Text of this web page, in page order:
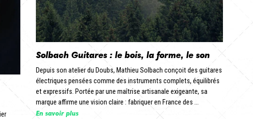
Solbach Guitares : le bois, la forme, le son
Depuis son atelier du Doubs, Mathieu Solbach conçoit des guitares
électriques pensées comme des instruments complets, équilibrés
et expressifs. Portée par une maîtrise artisanale exigeante, sa
marque affirme une vision claire : fabriquer en France des ...
En savoir plus